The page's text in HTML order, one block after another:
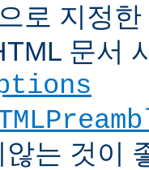
로 지정
문서
는 것이